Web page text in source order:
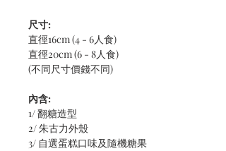
尺寸:
直徑16cm (4 - 6人食)
直徑20cm (6 - 8人食)
(不同尺寸價錢不同)
內含:
1/ 翻糖造型
2/ 朱古力外殼
3/ 自選蛋糕口味及隨機糖果